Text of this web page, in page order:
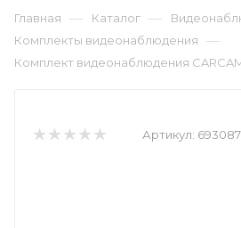
Главная — Каталог —
Комплекты видеонаблюдения —
Комплект видеонаблюдения
Артикул: